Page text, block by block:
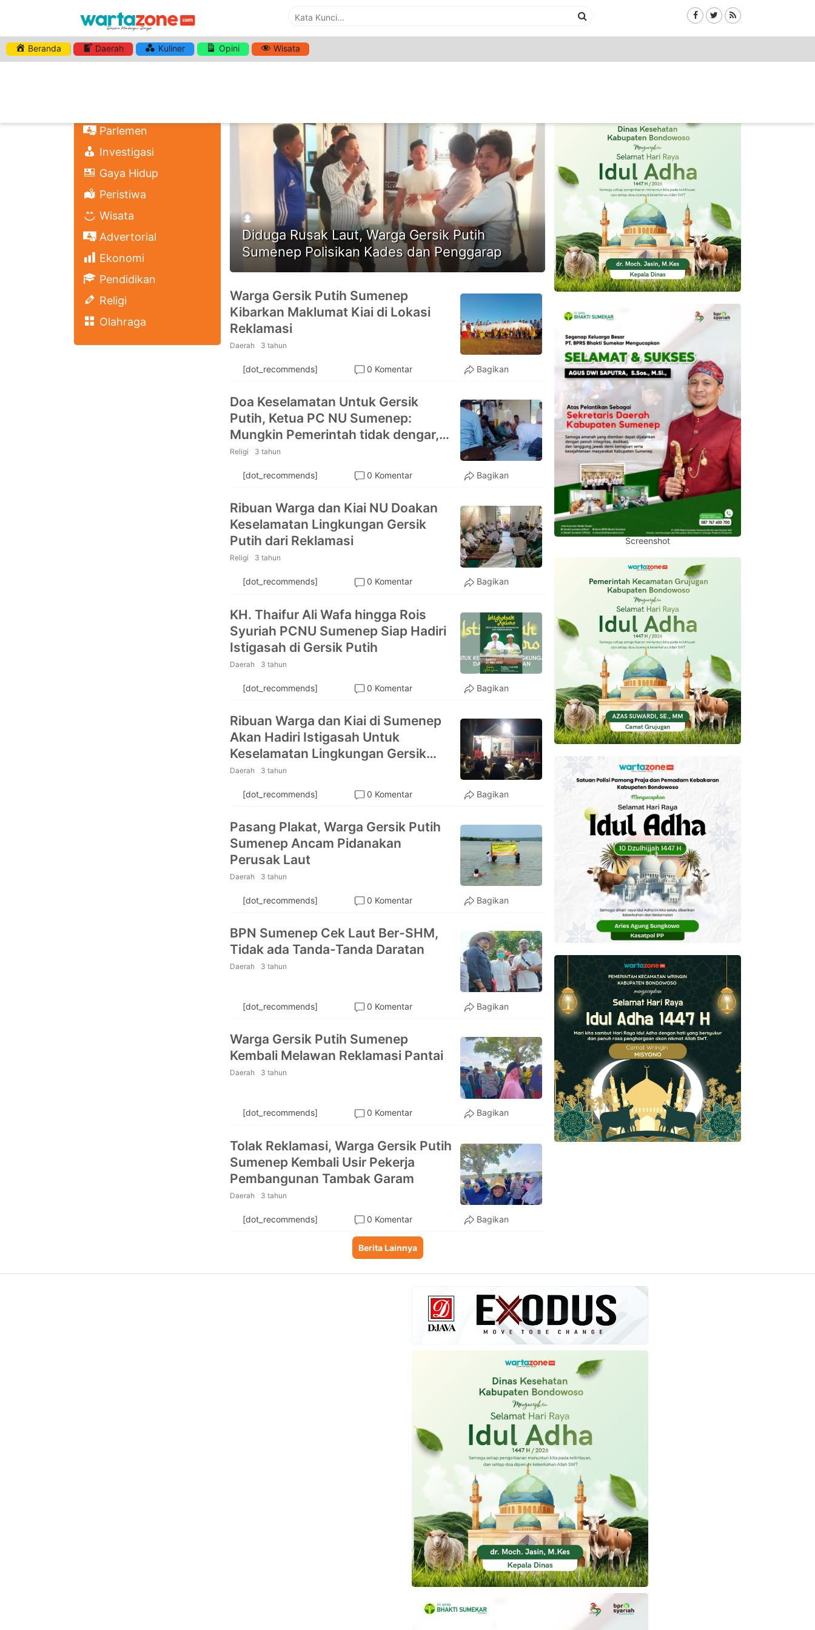
Beranda Daerah Kuliner Opini Wisata
Parlemen
Investigasi
Gaya Hidup
Peristiwa
Wisata
Advertorial
Ekonomi
Pendidikan
Religi
Olahraga
HASHTAG:TAMBAK GARAM
Diduga Rusak Laut, Warga Gersik Putih
Sumenep Polisikan Kades dan Penggarap
Warga Gersik Putih Sumenep
Kibarkan Maklumat Kiai di Lokasi
Reklamasi
Daerah 3 tahun
[dot_recommends] 0 Komentar Bagikan
Doa Keselamatan Untuk Gersik
Putih, Ketua PC NU Sumenep:
Mungkin Pemerintah tidak dengar,
mohon kawan-kawan diberi tahu
Religi 3 tahun
[dot_recommends] 0 Komentar Bagikan
Ribuan Warga dan Kiai NU Doakan
Keselamatan Lingkungan Gersik
Putih dari Reklamasi
Religi 3 tahun
[dot_recommends] 0 Komentar Bagikan
KH. Thaifur Ali Wafa hingga Rois
Syuriah PCNU Sumenep Siap Hadiri
Istigasah di Gersik Putih
Daerah 3 tahun
[dot_recommends] 0 Komentar Bagikan
Ribuan Warga dan Kiai di Sumenep
Akan Hadiri Istigasah Untuk
Keselamatan Lingkungan Gersik
Putih
Daerah 3 tahun
[dot_recommends] 0 Komentar Bagikan
Pasang Plakat, Warga Gersik Putih
Sumenep Ancam Pidanakan
Perusak Laut
Daerah 3 tahun
[dot_recommends] 0 Komentar Bagikan
BPN Sumenep Cek Laut Ber-SHM,
Tidak ada Tanda-Tanda Daratan
Daerah 3 tahun
[dot_recommends] 0 Komentar Bagikan
Warga Gersik Putih Sumenep
Kembali Melawan Reklamasi Pantai
Daerah 3 tahun
[dot_recommends] 0 Komentar Bagikan
Tolak Reklamasi, Warga Gersik Putih
Sumenep Kembali Usir Pekerja
Pembangunan Tambak Garam
Daerah 3 tahun
[dot_recommends] 0 Komentar Bagikan
Berita Lainnya
Screenshot